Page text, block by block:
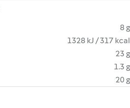
8 g
1328 kJ / 317 kcal
23 g
1.3 g
20 g